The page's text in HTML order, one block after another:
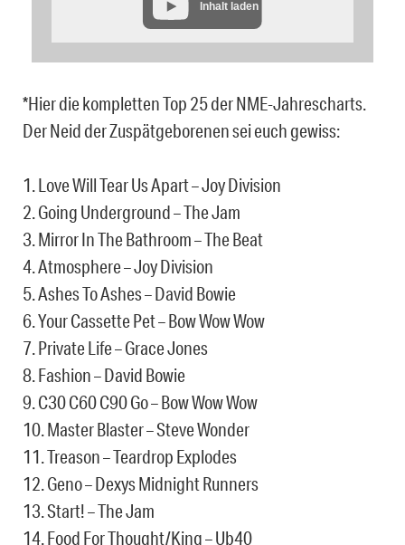
Inhalt laden
*Hier die kompletten Top 25 der NME-Jahrescharts.
Der Neid der Zuspätgeborenen sei euch gewiss:
1. Love Will Tear Us Apart – Joy Division
2. Going Underground – The Jam
3. Mirror In The Bathroom – The Beat
4. Atmosphere – Joy Division
5. Ashes To Ashes – David Bowie
6. Your Cassette Pet – Bow Wow Wow
7. Private Life – Grace Jones
8. Fashion – David Bowie
9. C30 C60 C90 Go – Bow Wow Wow
10. Master Blaster – Steve Wonder
11. Treason – Teardrop Explodes
12. Geno – Dexys Midnight Runners
13. Start! – The Jam
14. Food For Thought/King – Ub40